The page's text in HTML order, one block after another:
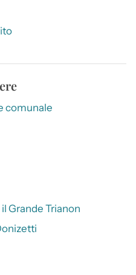
comunale
Grande Trianon